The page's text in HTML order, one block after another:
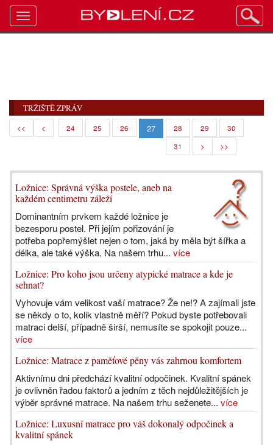
TRŽIŠTĚ ZPRÁV
<< < 24 25 26 27 28 29
30
31
> >>
Ložnice: Správná výška postele, aneb na
každém centimetru záleží
Dominantním prvkem každé ložnice je
bezesporu postel. Při jejím pořizování je
potřeba popřemýšlet nejen o tom, jaká by měla být šířka a
délka, ale také výška. Na našem trhu... více
Ložnice: Pro koho jsou určeny atypické matrace a kde je
sehnat?
Vyhovuje vám velikost vaší matrace? Že ne!? A zajímali jste
se někdy o to, kolik vlastně měří? Pokud byste potřebovali
matraci delší, případně širší, nemusíte se spokojit pouze...
více
Ložnice: Matrace z paměťové pěny vás zahrnou komfortem
Aktivnímu dni předchází kvalitní odpočinek. Kvalitní spánek
je ovlivněn řadou faktorů a jedním z těch nejdůležitějších je
výběr správné matrace. Na našem trhu seženete... více
Ložnice: Luxusní matrace pro váš dokonalý odpočinek a
kvalitní spánek
Toggle
navigation